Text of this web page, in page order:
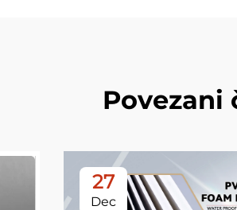
Povezani
27
Dec